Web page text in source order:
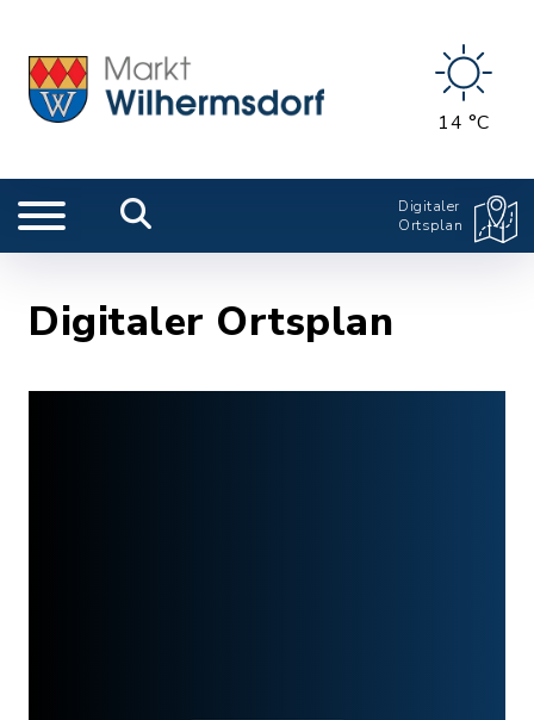
14 °C
Digitaler
Ortsplan
Digitaler Ortsplan